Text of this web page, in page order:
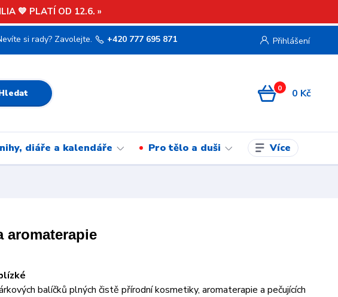
💙 PLATÍ OD 12.6. »
Přihlášení
si rady? Zavolejte. +420 777 695 871
0 0 Kč
diáře a kalendáře Pro tělo a duši Více
aromaterapie
balíčků plných čistě přírodní kosmetiky, aromaterapie a pečujících